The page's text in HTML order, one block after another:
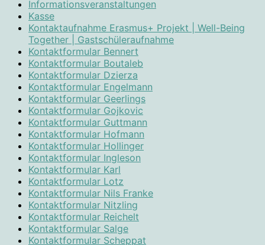
Informationsveranstaltungen
Kasse
Kontaktaufnahme Erasmus+ Projekt | Well-Being
Together | Gastschüleraufnahme
Kontaktformular Bennert
Kontaktformular Boutaleb
Kontaktformular Dzierza
Kontaktformular Engelmann
Kontaktformular Geerlings
Kontaktformular Gojkovic
Kontaktformular Guttmann
Kontaktformular Hofmann
Kontaktformular Hollinger
Kontaktformular Ingleson
Kontaktformular Karl
Kontaktformular Lotz
Kontaktformular Nils Franke
Kontaktformular Nitzling
Kontaktformular Reichelt
Kontaktformular Salge
Kontaktformular Scheppat